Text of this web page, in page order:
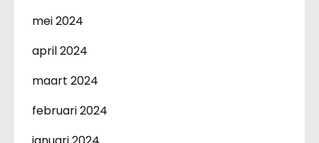
mei 2024
april 2024
maart 2024
februari 2024